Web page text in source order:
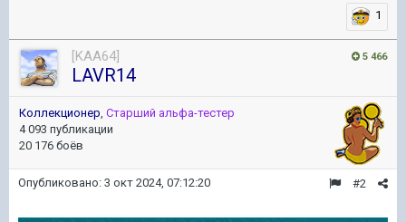
1
5 466
[KAA64]
LAVR14
Коллекционер, Старший альфа-тестер
4 093 публикации
20 176 боёв
#2
Опубликовано: 3 окт 2024, 07:12:20